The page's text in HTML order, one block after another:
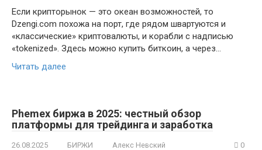
Если крипторынок — это океан возможностей, то
Dzengi.com похожа на порт, где рядом швартуются и
«классические» криптовалюты, и корабли с надписью
«tokenized». Здесь можно купить биткоин, а через…
Читать далее
Phemex биржа в 2025: честный обзор
платформы для трейдинга и заработка
26.08.2025 БИРЖИ Алекс Невский 0